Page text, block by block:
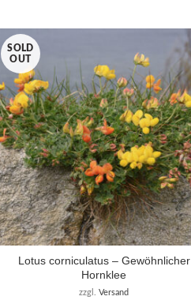
SOLD
OUT
Lotus corniculatus – Gewöhnlicher
Hornklee
zzgl.Versand